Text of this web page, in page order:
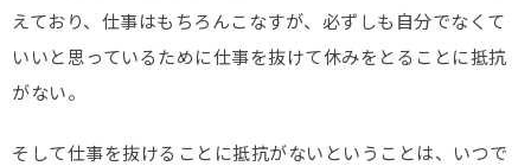
えており、仕事はもちろんこなすが、必ずしも自分でなくて
いいと思っているために仕事を抜けて休みをとることに抵抗
がない。
そして仕事を抜けることに抵抗がないということは、いつで